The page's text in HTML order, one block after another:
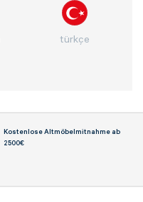
türkçe
Kostenlose Altmöbelmitnahme ab
2500€